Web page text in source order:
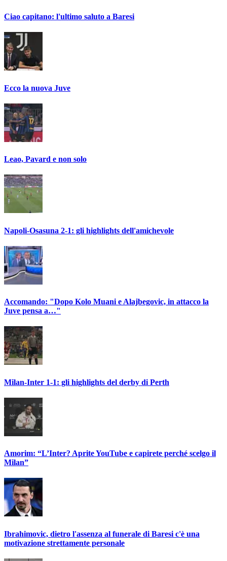
Ciao capitano: l'ultimo saluto a Baresi
Ecco la nuova Juve
Leao, Pavard e non solo
Napoli-Osasuna 2-1: gli highlights dell'amichevole
Accomando: "Dopo Kolo Muani e Alajbegovic, in attacco la
Juve pensa a…"
Milan-Inter 1-1: gli highlights del derby di Perth
Amorim: “L’Inter? Aprite YouTube e capirete perché scelgo il
Milan”
Ibrahimovic, dietro l'assenza al funerale di Baresi c'è una
motivazione strettamente personale